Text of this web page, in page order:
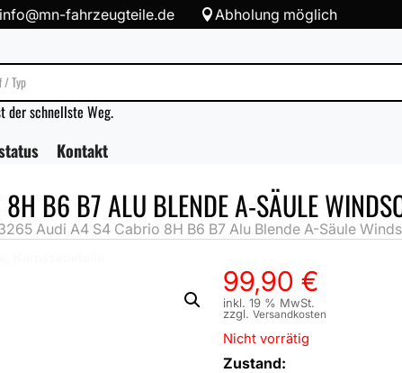
info@mn-fahrzeugteile.de Abholung möglich
der schnellste Weg.
Kontakt
B6 B7 ALU BLENDE A-SÄULE
Audi A4 S4 Cabrio 8H B6 B7 Alu Blende A-Säule
99,90 €
inkl. 19 % MwSt.
zzgl. Versandkosten
Nicht vorrätig
Zustand: